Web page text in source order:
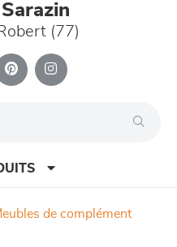
(77)
meubles de complément